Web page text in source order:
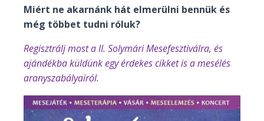
Miért ne akarnánk hát elmerülni bennük és
még többet tudni róluk?
Regisztrálj most a II. Solymári Mesefesztiválra, és
ajándékba küldünk egy érdekes cikket is a mesélés
aranyszabályairól.